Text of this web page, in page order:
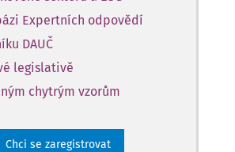
Expertních odpovědí
DAUČ
legislativě
chytrým vzorům
Chci se zaregistrovat